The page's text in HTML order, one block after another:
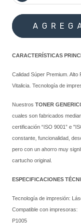
CARACTERÍSTICAS
Calidad Súper Premium.
Vitalicia. Tecnología de
Nuestros TONER
cuales son fabricados
certificación “ISO 9001” e
constante, funcionalidad,
pero con un ahorro muy
cartucho original.
ESPECIFICACIONES
Tecnología de impresión:
Compatible con impresoras:
P1005